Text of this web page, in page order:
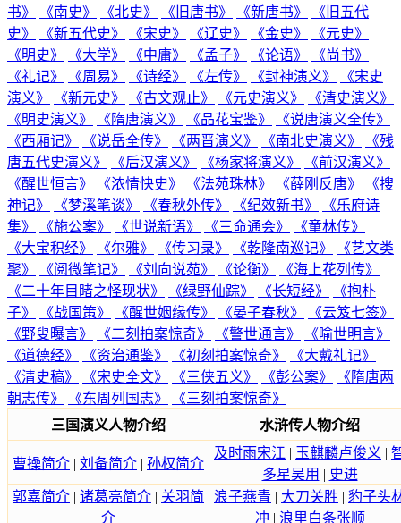
书》
《南史》 《北史》 《旧唐书》 《新唐书》
《旧五代
史》
《新五代史》 《宋史》 《辽史》 《金史》
《元史》
《明史》
《大学》 《中庸》 《孟子》 《论语》
《尚书》
《礼记》
《周易》 《诗经》 《左传》 《封神演义》
《宋史
演义》
《新元史》 《古文观止》 《元史演义》
《清史演义》
《明史演义》
《隋唐演义》 《品花宝鉴》
《说唐演义全传》
《西厢记》
《说岳全传》 《两晋演义》 《南北史演义》
《残
唐五代史演义》
《后汉演义》 《杨家将演义》
《前汉演义》
《醒世恒言》
《浓情快史》 《法苑珠林》 《薛刚反唐》
《搜
神记》
《梦溪笔谈》 《春秋外传》 《纪效新书》
《乐府诗
集》
《施公案》 《世说新语》 《三命通会》
《童林传》
《大宝积经》
《尔雅》 《传习录》 《乾隆南巡记》
《艺文类
聚》
《阅微笔记》 《刘向说苑》 《论衡》
《海上花列传》
《二十年目睹之怪现状》
《绿野仙踪》 《长短经》
《抱朴
子》
《战国策》 《醒世姻缘传》 《晏子春秋》
《云笈七签》
《野叟曝言》
《二刻拍案惊奇》 《警世通言》
《喻世明言》
《道德经》
《资治通鉴》 《初刻拍案惊奇》
《大戴礼记》
《清史稿》
《宋史全文》 《三侠五义》 《彭公案》
《隋唐两
朝志传》
《东周列国志》
《三刻拍案惊奇》
三国演义人物介绍
水浒传人物介绍
曹操简介 | 刘备简介 | 孙权简介
及时雨宋江 | 玉麒麟卢俊义 |
多星吴用 | 史进
郭嘉简介 | 诸葛亮简介 | 关羽简
介
浪子燕青 | 大刀关胜 | 豹子头
冲 | 浪里白条张顺